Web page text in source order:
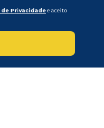
Privacidadee aceito